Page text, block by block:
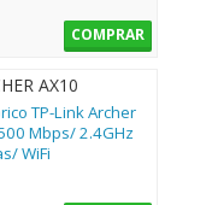
COMPRAR
AX10
TP-Link Archer
Mbps/ 2.4GHz
WiFi